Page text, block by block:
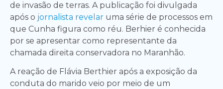
de invasão de terras. A publicação foi divulgada
após o jornalista revelar uma série de processos em
que Cunha figura como réu. Berhier é conhecida
por se apresentar como representante da
chamada direita conservadora no Maranhão.
A reação de Flávia Berthier após a exposição da
conduta do marido veio por meio de um